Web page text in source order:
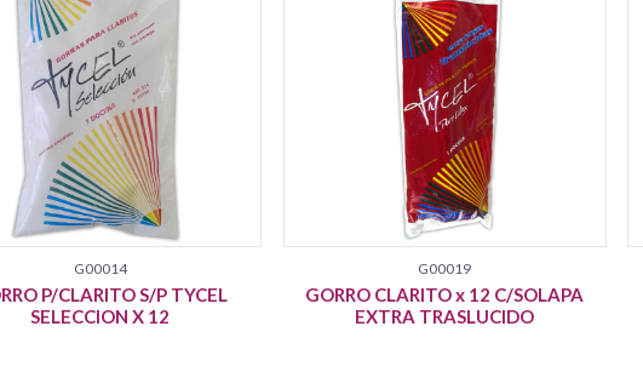
G00014
P/CLARITO S/P TYCEL
SELECCION X 12
G00019
GORRO CLARITO x 12 C/SOLAPA
EXTRA TRASLUCIDO